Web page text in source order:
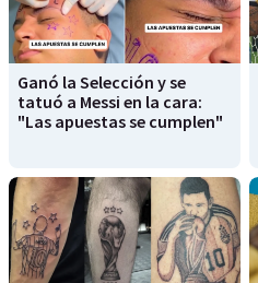
Ganó la Selección y se
tatuó a Messi en la cara:
"Las apuestas se cumplen"